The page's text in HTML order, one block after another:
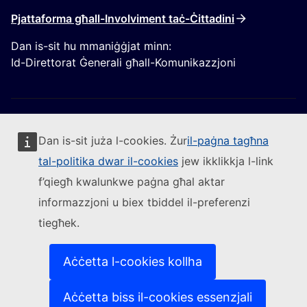
Dan is-sit juża l-cookies. Żuril-paġna tagħna
tal-politika dwar il-cookies jew ikklikkja l-link
f’qiegħ kwalunkwe paġna għal aktar
informazzjoni u biex tbiddel il-preferenzi
tiegħek.
Aċċetta l-cookies kollha
Aċċetta biss il-cookies essenzjali
Pjattaforma għall-Involviment taċ-Ċittadini
Dan is-sit hu mmaniġġjat minn:
Id-Direttorat Ġenerali għall-Komunikazzjoni
Segwi lill-Kummissjoni Ewropea
Ikkuntattjana(Link esterna)
Irrapporta vulnerabbiltà tal-IT
Il-lingwi fuq is-siti web tagħna(Link esterna)
(Link esterna)
Politika ta’ privatezza
Avviż legali (Link esterna)